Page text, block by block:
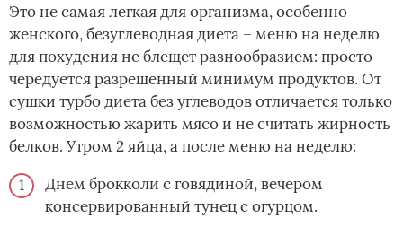
Это не самая легкая для организма, особенно
женского, безуглеводная диета – меню на неделю
для похудения не блещет разнообразием: просто
чередуется разрешенный минимум продуктов. От
сушки турбо диета без углеводов отличается только
возможностью жарить мясо и не считать жирность
белков. Утром 2 яйца, а после меню на неделю:
Днем брокколи с говядиной, вечером
консервированный тунец с огурцом.